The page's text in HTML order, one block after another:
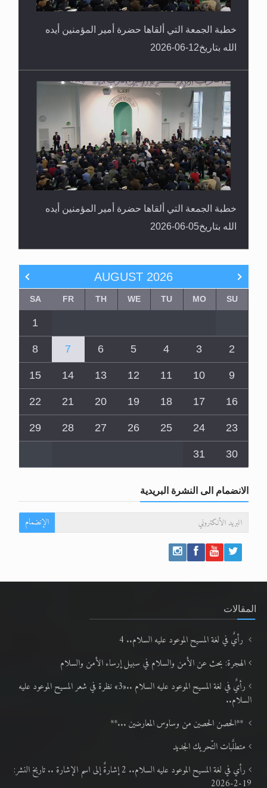
خطبة الجمعة التي ألقاها حضرة أمير المؤمنين أيده
الله بتاريخ12-06-2026
خطبة الجمعة التي ألقاها حضرة أمير المؤمنين أيده
الله بتاريخ05-06-2026
AUGUST 2026
SU
MO
TU
WE
TH
FR
SA
1
2
3
4
5
6
7
8
9
10
11
12
13
14
15
16
17
18
19
20
21
22
23
24
25
26
27
28
29
30
31
الانضمام الى النشرة البريدية
الإنضمام
المقالات
رأيٌ في لغة المسيح الموعود عليه السلام.. 4
الهجرة: بحث عن الأمن والسلام في سبيل إرساء الأمن والسلام
رأيٌ في لغة المسيح الموعود عليه السلام ..«3» نظرة في شعر المسيح الموعود عليه
السلام..
**الحصن الحصين من وساوس المعارضين ...**
متطلَّبات التّحريك الجديد
رأي في لغة المسيح الموعود عليه السلام.. 2 إشارةٌ إلى اسم الإشارة .. تاريخ النشر:
19-2-2026